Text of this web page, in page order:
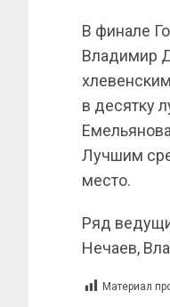
В финале
Владимир
в десятку
Лучшим
место.
Ряд
Нечаев,
Материал